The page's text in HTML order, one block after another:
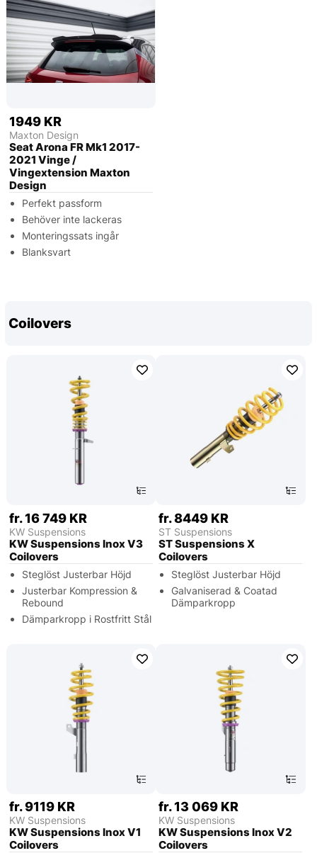
1949 KR
Maxton Design
Seat Arona FR Mk1 2017-
2021 Vinge /
Vingextension Maxton
Design
Perfekt passform
Behöver inte lackeras
Monteringssats ingår
Blanksvart
Coilovers
fr. 16 749 KR
KW Suspensions
KW Suspensions Inox V3
Coilovers
Steglöst Justerbar Höjd
Justerbar Kompression &
Rebound
Dämparkropp i Rostfritt Stål
fr. 8449 KR
ST Suspensions
ST Suspensions X
Coilovers
Steglöst Justerbar Höjd
Galvaniserad & Coatad
Dämparkropp
fr. 9119 KR
KW Suspensions
KW Suspensions Inox V1
Coilovers
fr. 13 069 KR
KW Suspensions
KW Suspensions Inox V2
Coilovers